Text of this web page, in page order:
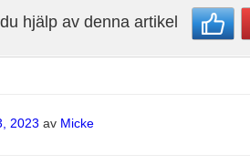
hjälp av denna artikel
2023 av Micke